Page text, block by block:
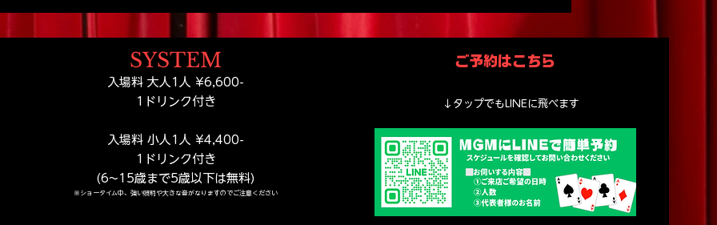
を開けた瞬間から物語が始ま
る。札幌観光で出会う小さな
テーマパーク
マジックショー｜子どもOK
​​入場料 大人1人 ¥6,600-
​1ドリンク付き
入場料 小人1人 ¥4,400-
​1ドリンク付き
(6~15歳まで5歳以下は無料)
※ショータイム中、強い照明や大きな音がなりますのでご注意ください
ご予約はこちら
↓タップでもLINEに飛べます
SYSTEM